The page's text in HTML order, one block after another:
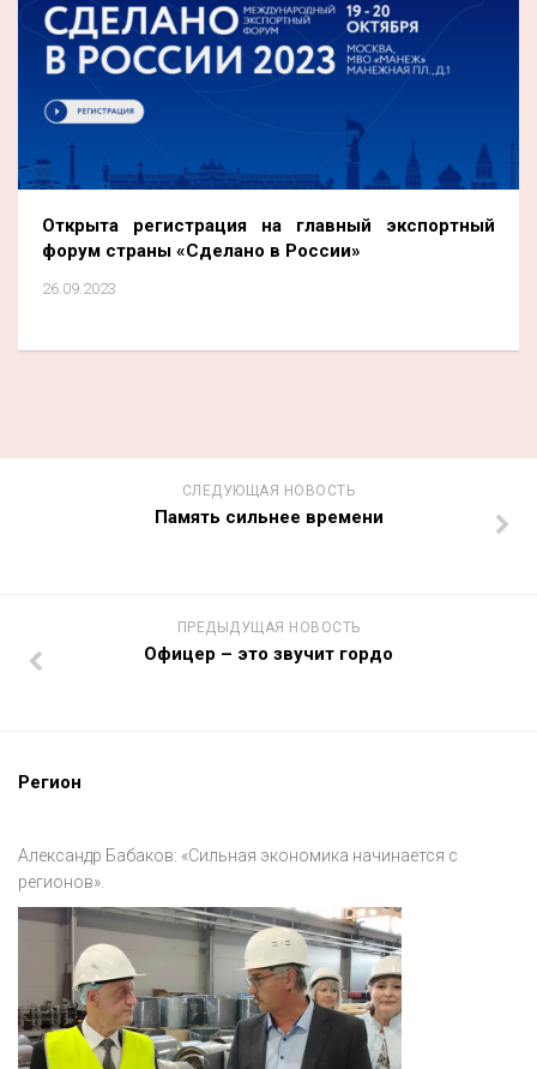
Открыта регистрация на главный экспортный
форум страны «Сделано в России»
26.09.2023
СЛЕДУЮЩАЯ НОВОСТЬ
Память сильнее времени
ПРЕДЫДУЩАЯ НОВОСТЬ
Офицер – это звучит гордо
Регион
Александр Бабаков: «Сильная экономика начинается с
регионов».